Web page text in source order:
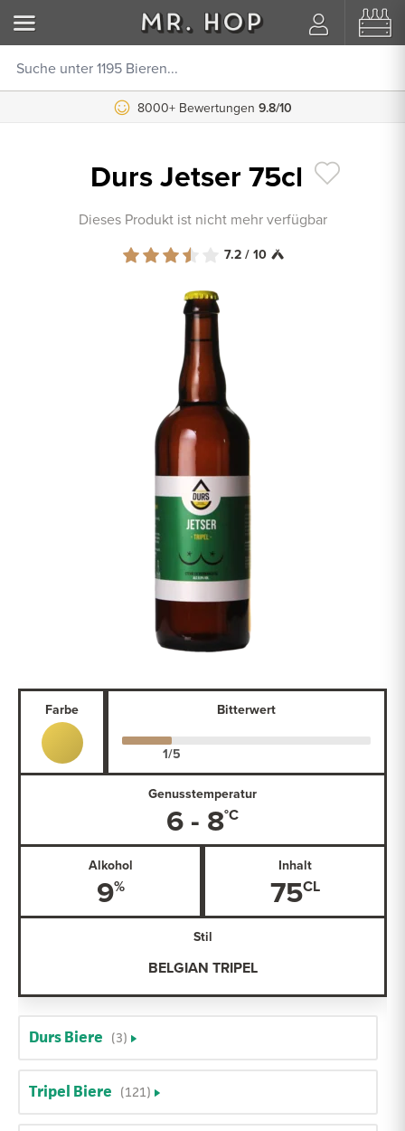
8000+ Bewertungen 9.8/10
Durs Jetser 75cl
Dieses Produkt ist nicht mehr verfügbar
7.2 / 10
Farbe Bitterwert
Genusstemperatur
6 - 8
Alkohol
9
Inhalt
75
Stil
BELGIAN TRIPEL
Durs Biere (3)
Tripel Biere (121)